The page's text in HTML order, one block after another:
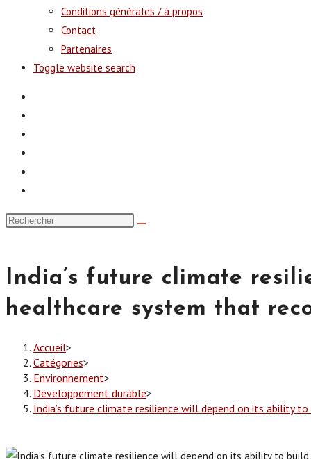
Conditions générales / à propos
Contact
Partenaires
Toggle website search
India’s future climate
healthcare system that
Accueil>
Catégories>
Environnement>
Développement durable>
India’s future climate resilience will depend on its ability